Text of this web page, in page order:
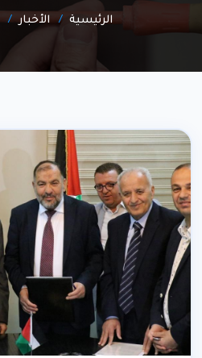
الرئيسية الأخبار